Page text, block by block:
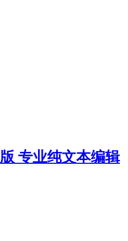
专业纯文本编辑